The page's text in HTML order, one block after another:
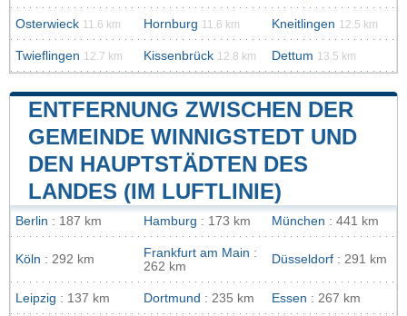
Osterwieck 11.6 km Hornburg 11.6 km Kneitlingen 12.5 km
Twieflingen 12.7 km Kissenbrück 12.8 km Dettum 13.5 km
ENTFERNUNG ZWISCHEN DER
GEMEINDE WINNIGSTEDT UND
DEN HAUPTSTÄDTEN DES
LANDES (IM LUFTLINIE)
Berlin : 187 km Hamburg : 173 km München : 441 km
Köln : 292 km Frankfurt am Main :
262 km
Düsseldorf : 291 km
Leipzig : 137 km Dortmund : 235 km Essen : 267 km